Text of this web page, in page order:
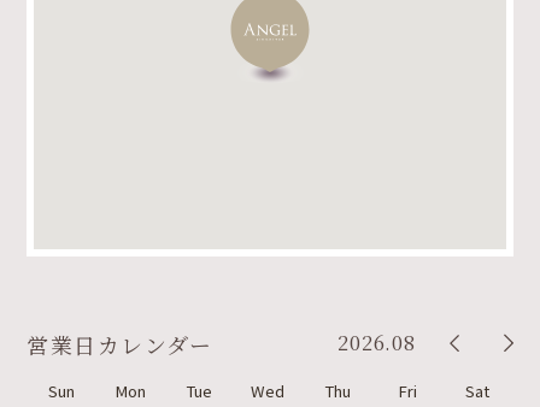
営業日カレンダー 2026.08
Sun Mon Tue Wed Thu Fri
Sat